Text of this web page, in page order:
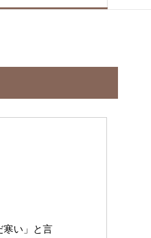
寒い」と言